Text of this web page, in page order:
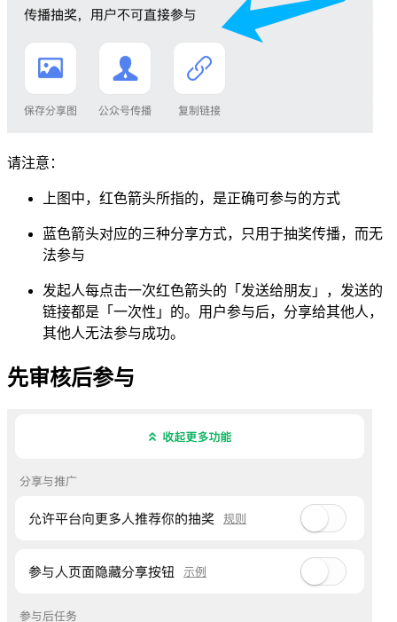
请注意：
上图中，红色箭头所指的，是正确可参与的方式
蓝色箭头对应的三种分享方式，只用于抽奖传播，而无
法参与
发起人每点击一次红色箭头的「发送给朋友」，发送的
链接都是「一次性」的。用户参与后，分享给其他人，
其他人无法参与成功。
先审核后参与